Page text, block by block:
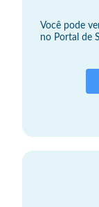
Você pode
no Portal de